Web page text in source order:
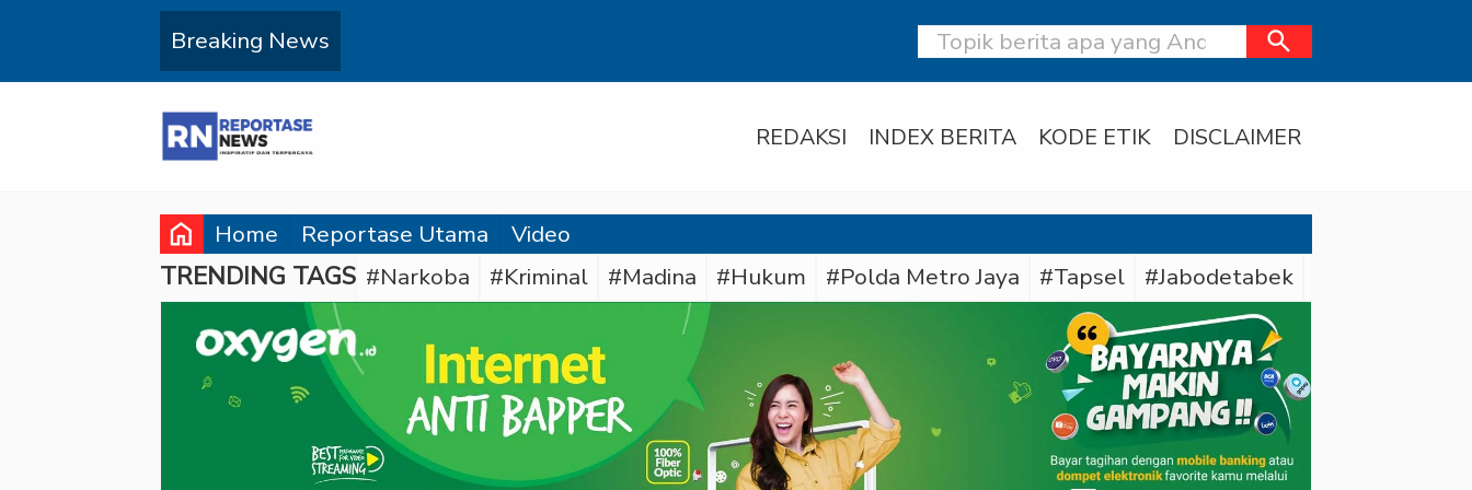
Breaking News search
REDAKSI INDEX BERITA KODE ETIK DISCLAIMER
home Home Reportase Utama Video
TRENDING TAGS #Narkoba #Kriminal #Madina #Hukum #Polda Metro Jaya #Tapsel #Jabodetabek